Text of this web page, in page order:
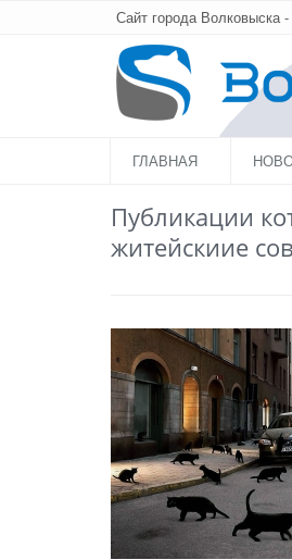
Сайт города Волковыска
ГЛАВНАЯ
Публикации
житейскиие